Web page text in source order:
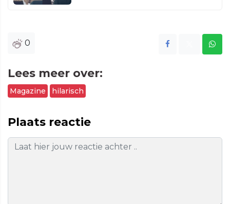
0
Lees meer over:
Magazine hilarisch
Plaats reactie